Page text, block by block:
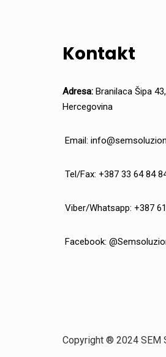
Kontakt
Adresa: Branilaca Šipa
Hercegovina
Email:
Tel/Fax: +387 33 64 84
Viber/Whatsapp: +387
Facebook:
Copyright ® 2024 SEM